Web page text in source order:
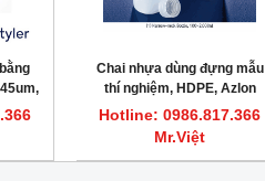
HOT
Chai nhựa dùng đựng mẫu
thí nghiệm, HDPE, Azlon
Hotline: 0986.817.366
Mr.Việt